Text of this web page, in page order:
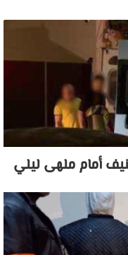
أمام ملهى ليلي